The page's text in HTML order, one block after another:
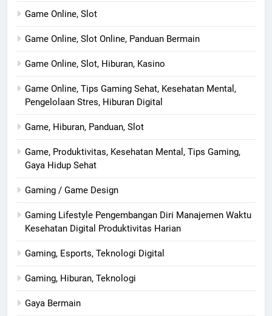
Game Online, Slot
Game Online, Slot Online, Panduan Bermain
Game Online, Slot, Hiburan, Kasino
Game Online, Tips Gaming Sehat, Kesehatan Mental,
Pengelolaan Stres, Hiburan Digital
Game, Hiburan, Panduan, Slot
Game, Produktivitas, Kesehatan Mental, Tips Gaming,
Gaya Hidup Sehat
Gaming / Game Design
Gaming Lifestyle Pengembangan Diri Manajemen Waktu
Kesehatan Digital Produktivitas Harian
Gaming, Esports, Teknologi Digital
Gaming, Hiburan, Teknologi
Gaya Bermain